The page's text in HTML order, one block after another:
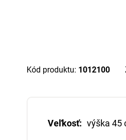
Kód produktu: 1012100
Veľkosť: výška 45